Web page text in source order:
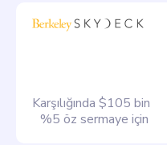
Karşılığında $105 bin
%5 öz sermaye için